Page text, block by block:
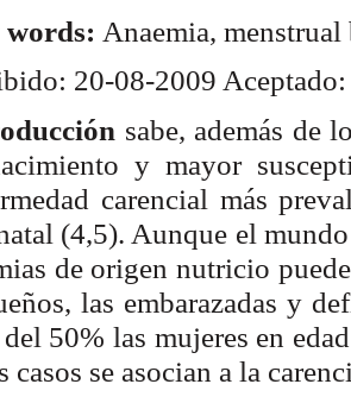
words: Anaemia,
20-08-2009
sabe, además de
y mayor
carencial más
(4,5). Aunque el
de origen nutricio
las embarazadas y
del 50% las mujeres en
casos se asocian a la